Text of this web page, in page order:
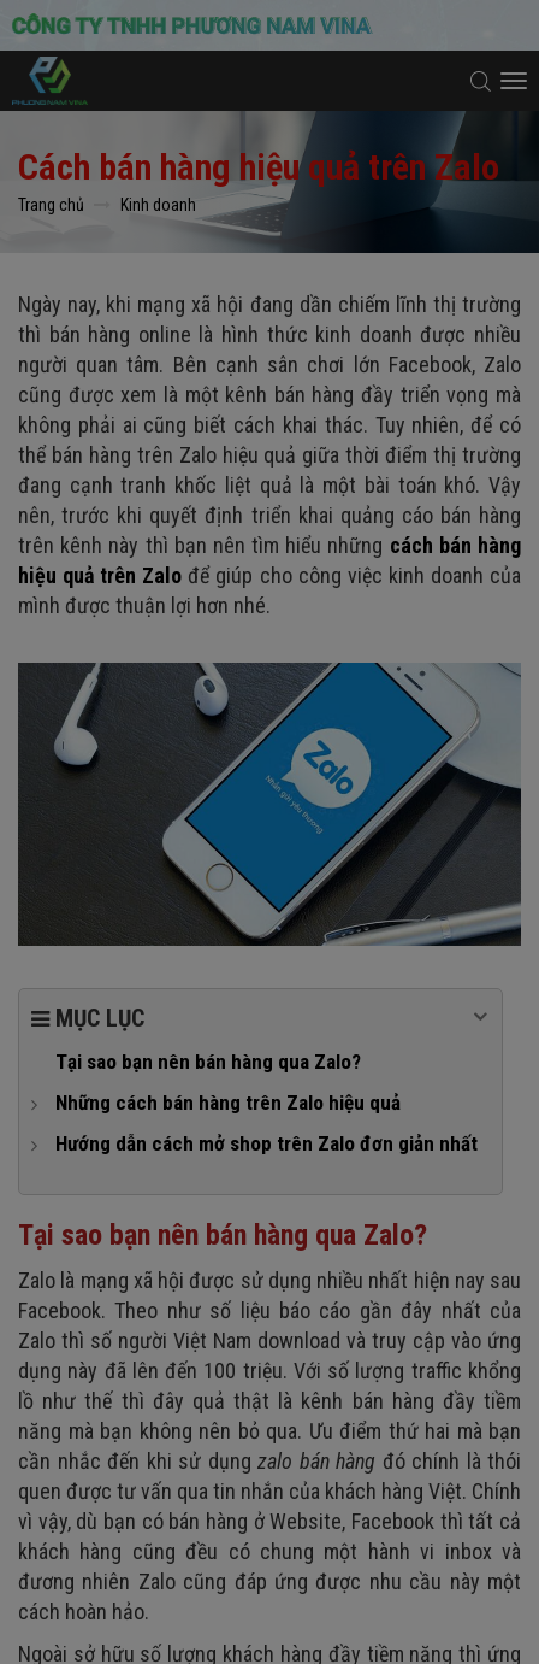
Cách bán hàng hiệu quả trên Zalo
Trang chủ Kinh doanh
Ngày nay, khi mạng xã hội đang dần chiếm lĩnh thị trường
thì bán hàng online là hình thức kinh doanh được nhiều
người quan tâm. Bên cạnh sân chơi lớn Facebook, Zalo
cũng được xem là một kênh bán hàng đầy triển vọng mà
không phải ai cũng biết cách khai thác. Tuy nhiên, để có
thể bán hàng trên Zalo hiệu quả giữa thời điểm thị trường
đang cạnh tranh khốc liệt quả là một bài toán khó. Vậy
nên, trước khi quyết định triển khai quảng cáo bán hàng
trên kênh này thì bạn nên tìm hiểu những cách bán hàng
hiệu quả trên Zalo để giúp cho công việc kinh doanh của
mình được thuận lợi hơn nhé.
MỤC LỤC
Tại sao bạn nên bán hàng qua Zalo?
Những cách bán hàng trên Zalo hiệu quả
1. Kinh doanh trên Zalo cá nhân
3. Áp dụng quảng cáo trên Zalo
4. Hiểu rõ các nguyên tắc hoạt động của ứng dụng
5. Cách đăng bán hàng trên Zalo hiệu quả
6. Tư vấn nhiệt tình cho khách hàng
7. Tạo dựng thương hiệu uy tín
Hướng dẫn cách mở shop trên Zalo đơn giản nhất
Bước 2: Đăng sản phẩm lên shop
Tại sao bạn nên bán hàng qua Zalo?
Zalo là mạng xã hội được sử dụng nhiều nhất hiện nay sau
Facebook. Theo như số liệu báo cáo gần đây nhất của
Zalo thì số người Việt Nam download và truy cập vào ứng
dụng này đã lên đến 100 triệu. Với số lượng traffic khổng
lồ như thế thì đây quả thật là kênh bán hàng đầy tiềm
năng mà bạn không nên bỏ qua. Ưu điểm thứ hai mà bạn
cần nhắc đến khi sử dụng zalo bán hàng đó chính là thói
quen được tư vấn qua tin nhắn của khách hàng Việt. Chính
vì vậy, dù bạn có bán hàng ở Website, Facebook thì tất cả
khách hàng cũng đều có chung một hành vi inbox và
đương nhiên Zalo cũng đáp ứng được nhu cầu này một
cách hoàn hảo.
Ngoài sở hữu số lượng khách hàng đầy tiềm năng thì ứng